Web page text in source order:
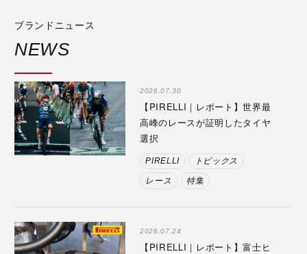
ブランドニュース
NEWS
2026.07.30
【PIRELLI｜レポート】世界最
高峰のレースが証明したタイヤ
選択
PIRELLI トピックス
レース 特集
2026.07.24
【PIRELLI｜レポート】富士ヒ